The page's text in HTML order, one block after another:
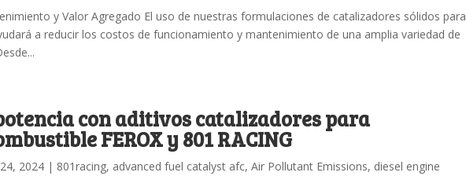
y Valor Agregado El uso de nuestras formulaciones de catalizadores sólidos para
a reducir los costos de funcionamiento y mantenimiento de una amplia variedad de
con aditivos catalizadores para
FEROX y 801 RACING
2024 | 801racing, advanced fuel catalyst afc,Air Pollutant Emissions, diesel engine